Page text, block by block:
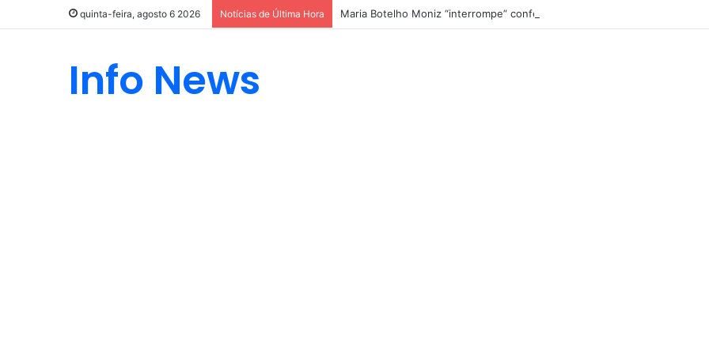
quinta-feira, agosto 6 2026 Notícias de Última Hora Maria Botelho Moniz “interrompe” confessionário
Info News